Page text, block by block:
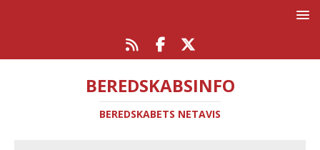
BEREDSKABSINFO
BEREDSKABETS NETAVIS